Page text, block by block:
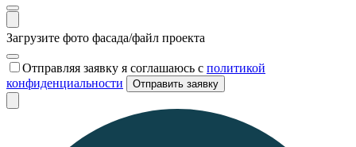
Загрузите фото фасада/файл проекта
Отправляя заявку я соглашаюсь с политикой
конфиденциальности
Отправить заявку